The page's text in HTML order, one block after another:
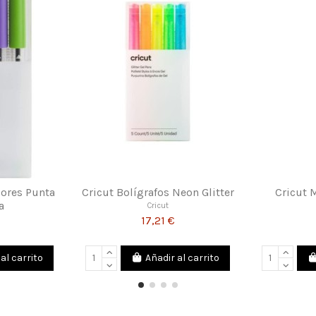
Set Básico Herramientas
Añadir al carrito
Vintex Vinilo Textil Imprimible
Añadir al carrito